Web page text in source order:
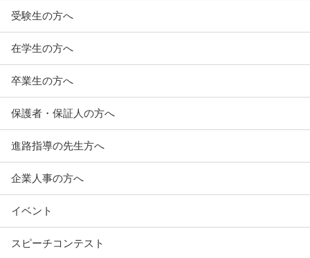
受験生の方へ
在学生の方へ
卒業生の方へ
保護者・保証人の方へ
進路指導の先生方へ
企業人事の方へ
イベント
スピーチコンテスト